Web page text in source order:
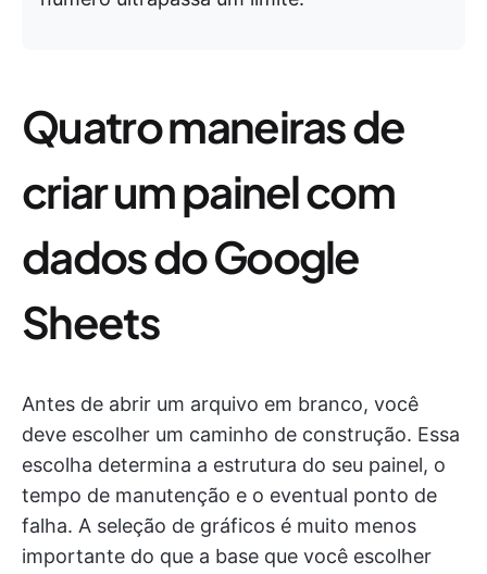
Quatro maneiras de
criar um painel com
dados do Google
Sheets
Antes de abrir um arquivo em branco, você
deve escolher um caminho de construção. Essa
escolha determina a estrutura do seu painel, o
tempo de manutenção e o eventual ponto de
falha. A seleção de gráficos é muito menos
importante do que a base que você escolher